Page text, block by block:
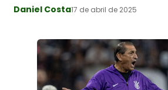
Daniel Costa17 de abril de 2025